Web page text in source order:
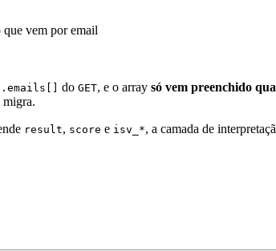
que vem por email
do GET, e o array só vem preenchido
migra.
result, score e isv_*, a camada de